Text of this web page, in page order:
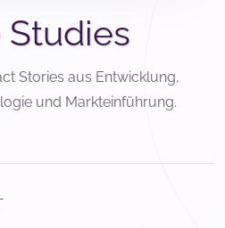
Studies
Stories aus Entwicklung,
und Markteinführung.